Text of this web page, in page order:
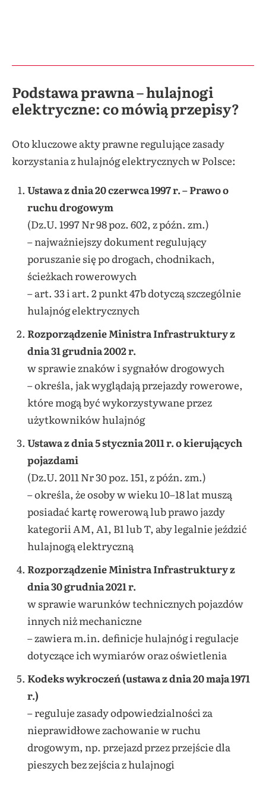
Podstawa prawna – hulajnogi
elektryczne: co mówią przepisy?
Oto kluczowe akty prawne regulujące zasady
korzystania z hulajnóg elektrycznych w Polsce:
Ustawa z dnia 20 czerwca 1997 r. – Prawo o
ruchu drogowym
(Dz.U. 1997 Nr 98 poz. 602, z późn. zm.)
– najważniejszy dokument regulujący
poruszanie się po drogach, chodnikach,
ścieżkach rowerowych
– art. 33 i art. 2 punkt 47b dotyczą szczególnie
hulajnóg elektrycznych
Rozporządzenie Ministra Infrastruktury z
dnia 31 grudnia 2002 r.
w sprawie znaków i sygnałów drogowych
– określa, jak wyglądają przejazdy rowerowe,
które mogą być wykorzystywane przez
użytkowników hulajnóg
Ustawa z dnia 5 stycznia 2011 r. o kierujących
pojazdami
(Dz.U. 2011 Nr 30 poz. 151, z późn. zm.)
– określa, że osoby w wieku 10–18 lat muszą
posiadać kartę rowerową lub prawo jazdy
kategorii AM, A1, B1 lub T, aby legalnie jeździć
hulajnogą elektryczną
Rozporządzenie Ministra Infrastruktury z
dnia 30 grudnia 2021 r.
w sprawie warunków technicznych pojazdów
innych niż mechaniczne
– zawiera m.in. definicje hulajnóg i regulacje
dotyczące ich wymiarów oraz oświetlenia
Kodeks wykroczeń (ustawa z dnia 20 maja 1971
r.)
– reguluje zasady odpowiedzialności za
nieprawidłowe zachowanie w ruchu
drogowym, np. przejazd przez przejście dla
pieszych bez zejścia z hulajnogi